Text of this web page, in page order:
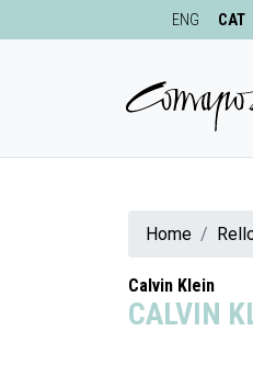
ENG CAT
Home
Calvin Klein
CALVIN